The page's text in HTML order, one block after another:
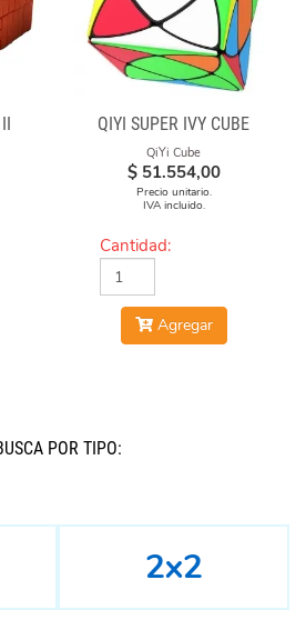
QIYI SUPER IVY CUBE
QiYi Cube
$ 51.554,00
Precio unitario.
IVA incluido.
Cantidad:
Agregar
POR TIPO:
2x2